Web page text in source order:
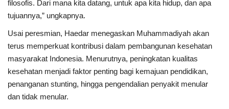
filosofis. Dari mana kita datang, untuk apa kita hidup, dan apa
tujuannya,” ungkapnya.
Usai peresmian, Haedar menegaskan Muhammadiyah akan
terus memperkuat kontribusi dalam pembangunan kesehatan
masyarakat Indonesia. Menurutnya, peningkatan kualitas
kesehatan menjadi faktor penting bagi kemajuan pendidikan,
penanganan stunting, hingga pengendalian penyakit menular
dan tidak menular.